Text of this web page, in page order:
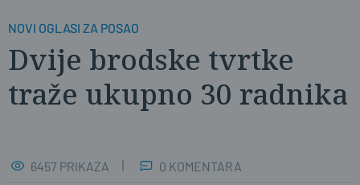
NOVI OGLASI ZA POSAO
Dvije brodske tvrtke
traže ukupno 30 radnika
6457 PRIKAZA 0 KOMENTARA